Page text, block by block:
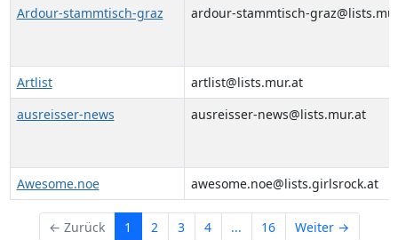
Ardour-stammtisch-graz ardour-stammtisch-
Artlist
artlist@lists.mur.at
ausreisser-news
ausreisser-news@lists.mur.at
Awesome.noe awesome.noe@lists.girlsrock.at
← Zurück 1 2 3 4 ... 16 Weiter →